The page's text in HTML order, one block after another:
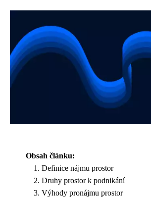
Obsah článku:
Definice nájmu prostor
Druhy prostor k podnikání
Výhody pronájmu prostor